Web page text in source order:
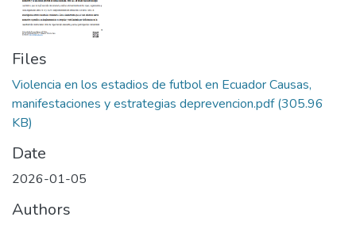
Files
Violencia en los estadios de futbol en Ecuador Causas,
manifestaciones y estrategias deprevencion.pdf(305.96
KB)
Date
2026-01-05
Authors